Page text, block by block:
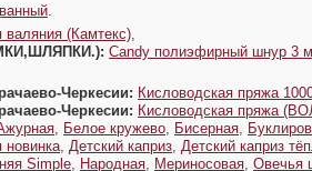
валяния (Камтекс)
Candy полиэфирный шнур 3
Черкесии: Кисловодская пряжа
Черкесии: Кисловодская пряжа
Белое кружево Бисерная
новинка Детский каприз Детский каприз
Simple Народная Мериносовая Овечья